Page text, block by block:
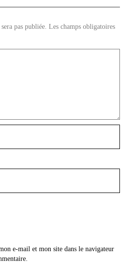
pas publiée. Les champs obligatoires
e-mail et mon site dans le navigateur